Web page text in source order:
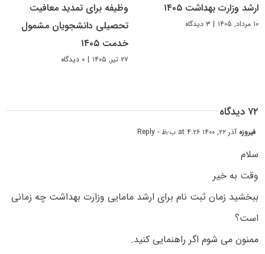
ارشد وزارت بهداشت ۱۴۰۵
۱۰ مرداد, ۱۴۰۵ | ۳ دیدگاه
وظیفه برای تمدید معافیت
تحصیلی دانشجویان مشمول
خدمت ۱۴۰۵
۲۷ تیر, ۱۴۰۵ | ۰ دیدگاه
۷۲ دیدگاه
فیروزه آذر ۲۲, ۱۴۰۰ at ۴:۲۶ ب٫ظ - Reply
سلام
وقت به خیر
ببخشید زمان ثبت نام برای ارشد مامایی وزارت بهداشت چه زمانی
است؟
ممنون می شوم اگر راهنمایی کنید.